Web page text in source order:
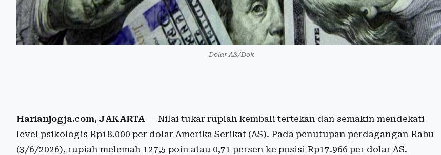
Dolar AS/Dok
Harianjogja.com, JAKARTA — Nilai tukar rupiah kembali tertekan dan semakin mendekati
level psikologis Rp18.000 per dolar Amerika Serikat (AS). Pada penutupan perdagangan Rabu
(3/6/2026), rupiah melemah 127,5 poin atau 0,71 persen ke posisi Rp17.966 per dolar AS.